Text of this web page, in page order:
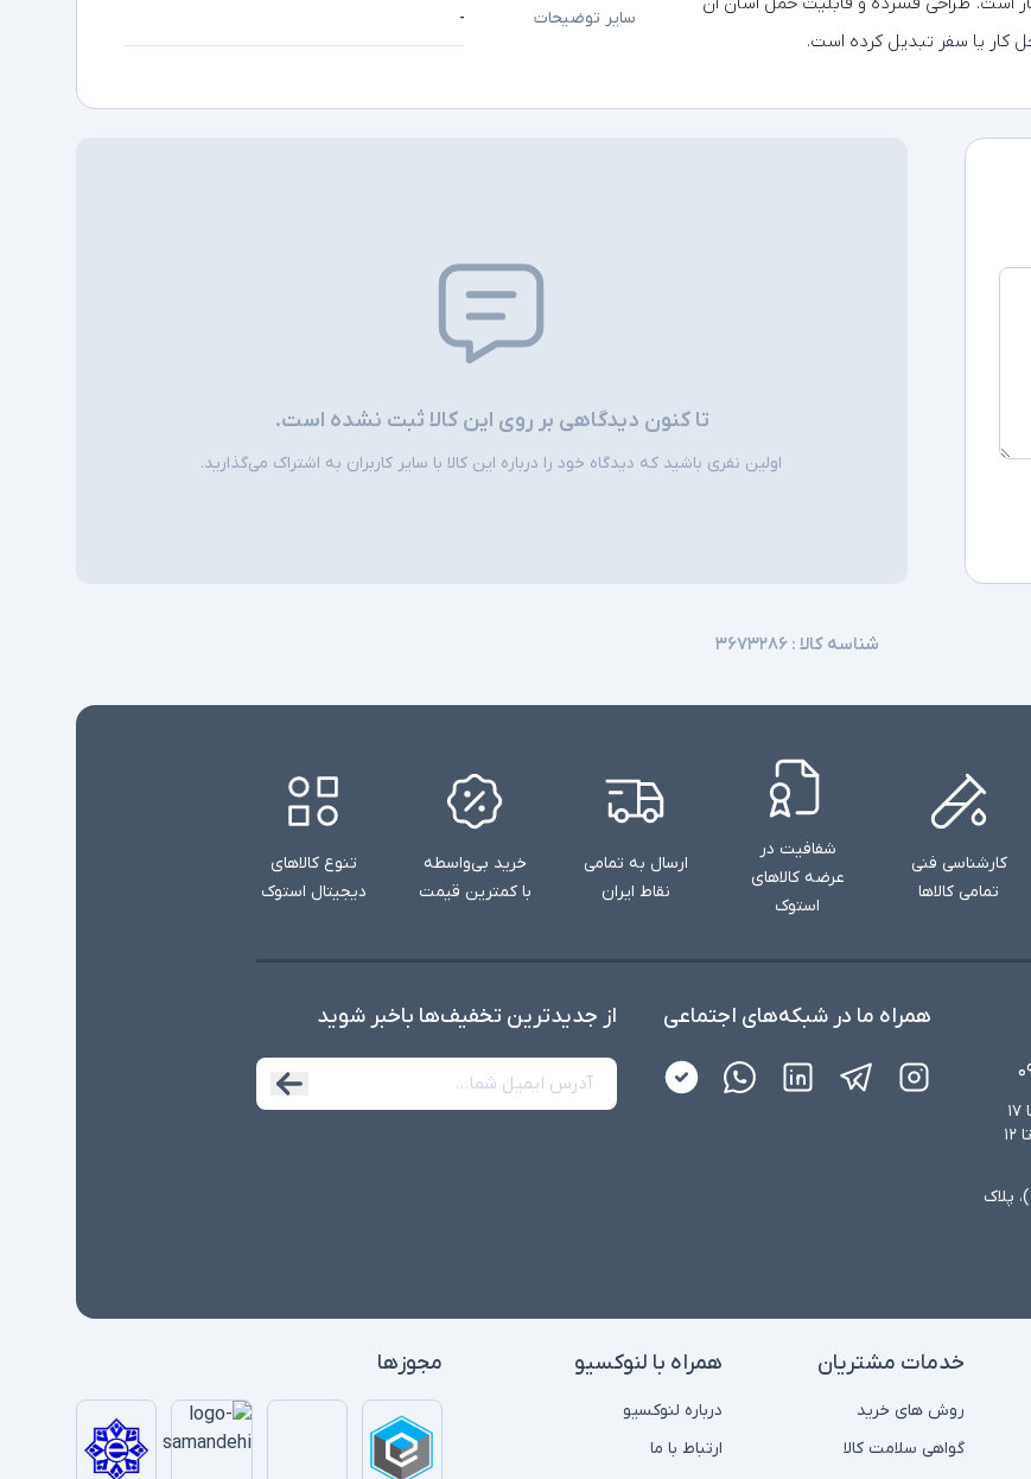
کار یا سفر تبدیل کرده است.
سایر توضیحات -
تا کنون دیدگاهی بر روی این کالا ثبت نشده است.
اولین نفری باشید که دیدگاه خود را درباره این کالا با سایر کاربران به اشتراک می‌گذارید.
شناسه کالا : ۳۶۷۳۲۸۶
کارشناسی فنی
تمامی کالاها
شفافیت در
عرضه کالاهای
استوک
ارسال به تمامی
نقاط ایران
خرید بی‌واسطه
با کمترین قیمت
تنوع کالاهای
دیجیتال استوک
شنبه تا چهارشنبه از ساعت ۸:۳۰ صبح تا ۱۷
عصر و پنجشنبه‌ها از ساعت ۸:۳۰ صبح تا ۱۲
پلاک
همراه ما در شبکه‌های اجتماعی از جدید‌ترین تخفیف‌ها با‌خبر شوید
خدمات مشتریان
روش های خرید
گواهی سلامت کالا
همراه با لنوکسیو
درباره لنوکسیو
ارتباط با ما
مجوزها